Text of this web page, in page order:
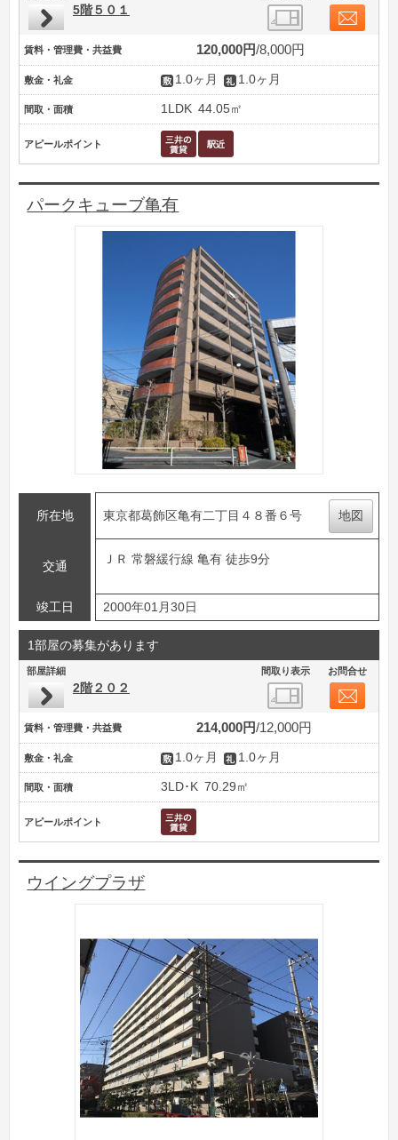
5階５０１
賃料・管理費・共益費 120,000円 8,000円
敷金・礼金 1.0ヶ月 1.0ヶ月
間取・面積 1LDK 44.05㎡
アピールポイント
パークキューブ亀有
所在地 東京都葛飾区亀有二丁目４８番６号 地図
交通
ＪＲ 常磐緩行線 亀有 徒歩9分
竣工日 2000年01月30日
1部屋の募集があります
部屋詳細 間取り表示 お問合せ
2階２０２
賃料・管理費・共益費 214,000円 12,000円
敷金・礼金 1.0ヶ月 1.0ヶ月
間取・面積 3LD･K 70.29㎡
アピールポイント
ウイングプラザ